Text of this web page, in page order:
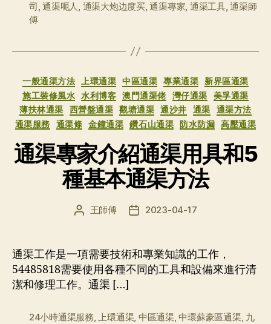
司,通渠呃人, 通渠大炮边度买,通渠專家, 通渠工具,通渠師
傅
分
类
一般通渠方法 上環通渠 中區通渠 專業通渠
新界區通渠
施工裝修風水 水利博客 澳門通渠佬 灣仔通渠
美孚通渠
薄扶林通渠
西營盤通渠 觀塘通渠 通沙井 通渠
通渠方法
通渠服務
通渠條 金鐘通渠 鑽石山通渠 防水防漏 高壓通渠
通渠專家介紹通渠用具和5
種基本通渠方法
文
者
王師傅
发
期
2023-04-17
通渠工作是一項需要技術和專業知識的工作，
54485818需要使用各種不同的工具和設備來進行清
潔和修理工作。通渠 […]
24小時通渠服務,上環通渠, 中區通渠,中環蘇豪區通渠, 九